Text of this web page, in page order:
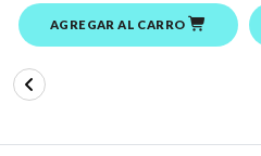
AGREGAR AL CARRO